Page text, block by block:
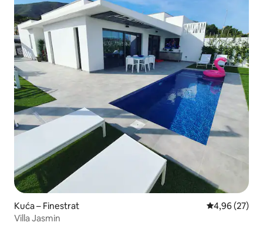
Kuća – Finestrat Prosječna
4,96 (27)
Villa Jasmin